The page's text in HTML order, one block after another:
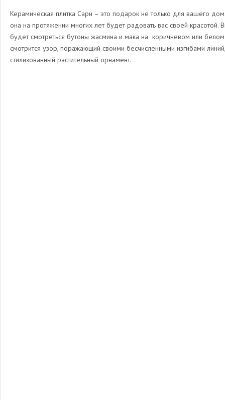
Керамическая плитка Сари – это подарок не только для вашего
она на протяжении многих лет будет радовать вас своей красотой.
будет смотреться бутоны жасмина и мака на коричневом или
смотрится узор, поражающий своими бесчисленными изгибами
стилизованный растительный орнамент.